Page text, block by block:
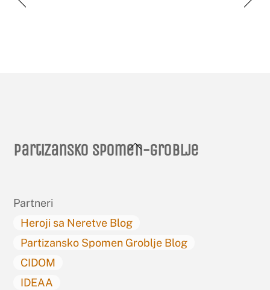
Back
Partizansko spomen-groblje
Partneri
Heroji sa Neretve Blog
Partizansko Spomen Groblje Blog
CIDOM
IDEAA